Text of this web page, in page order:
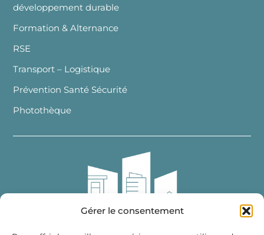
Gérer le consentement
développement durable
Formation & Alternance
RSE
Transport – Logistique
Prévention Santé Sécurité
Photothèque